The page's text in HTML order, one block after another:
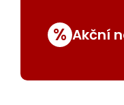
% Akční